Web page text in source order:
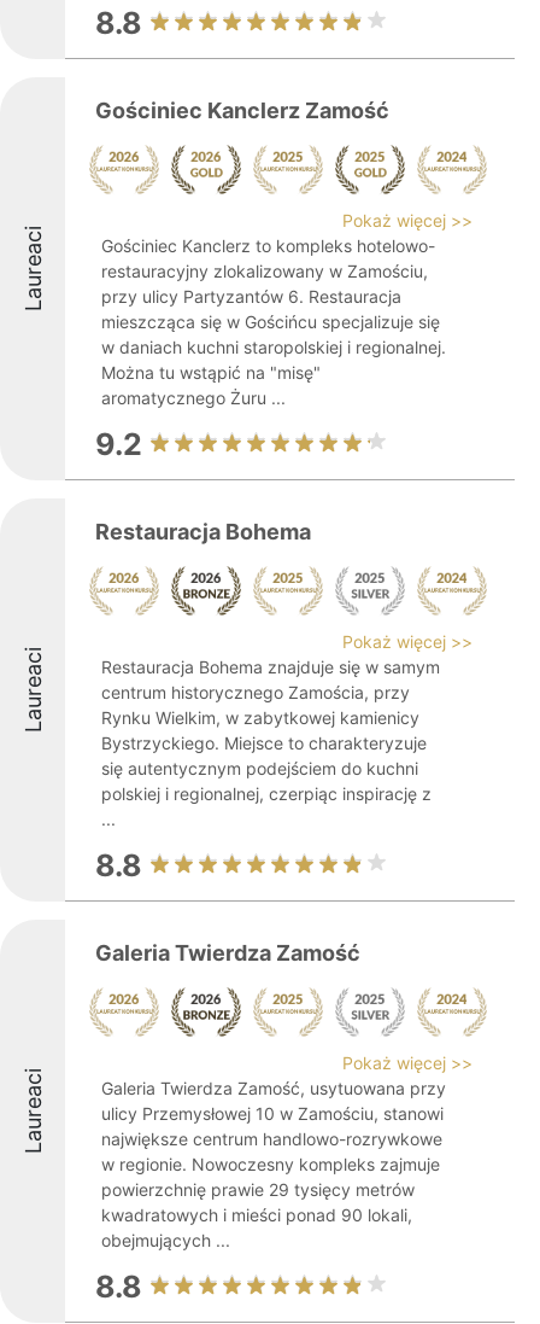
8.8
Laureaci
Gościniec Kanclerz Zamość
Pokaż więcej >>
Gościniec Kanclerz to kompleks hotelowo-
restauracyjny zlokalizowany w Zamościu,
przy ulicy Partyzantów 6. Restauracja
mieszcząca się w Gościńcu specjalizuje się
w daniach kuchni staropolskiej i regionalnej.
Można tu wstąpić na "misę"
aromatycznego Żuru ...
9.2
Laureaci
Restauracja Bohema
Pokaż więcej >>
Restauracja Bohema znajduje się w samym
centrum historycznego Zamościa, przy
Rynku Wielkim, w zabytkowej kamienicy
Bystrzyckiego. Miejsce to charakteryzuje
się autentycznym podejściem do kuchni
polskiej i regionalnej, czerpiąc inspirację z
...
8.8
Laureaci
Galeria Twierdza Zamość
Pokaż więcej >>
Galeria Twierdza Zamość, usytuowana przy
ulicy Przemysłowej 10 w Zamościu, stanowi
największe centrum handlowo-rozrywkowe
w regionie. Nowoczesny kompleks zajmuje
powierzchnię prawie 29 tysięcy metrów
kwadratowych i mieści ponad 90 lokali,
obejmujących ...
8.8